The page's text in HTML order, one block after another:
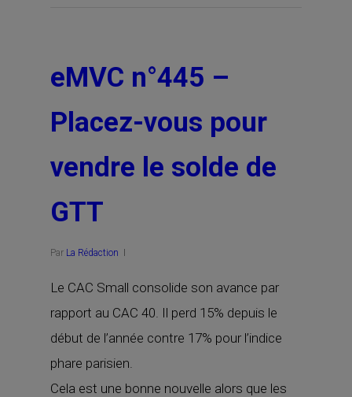
eMVC n°445 –
Placez-vous pour
vendre le solde de
GTT
Par La Rédaction
Le CAC Small consolide son avance par
rapport au CAC 40. Il perd 15% depuis le
début de l’année contre 17% pour l’indice
phare parisien.
Cela est une bonne nouvelle alors que les